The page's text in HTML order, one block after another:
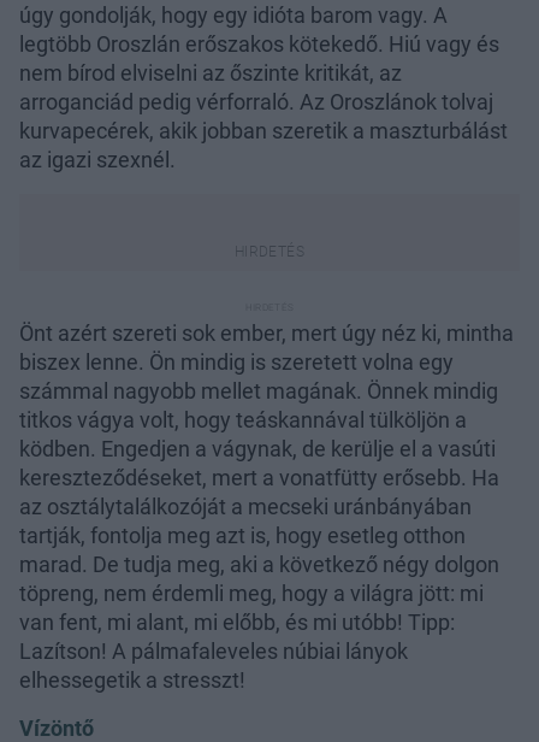
úgy gondolják, hogy egy idióta barom vagy. A
legtöbb Oroszlán erőszakos kötekedő. Hiú vagy és
nem bírod elviselni az őszinte kritikát, az
arroganciád pedig vérforraló. Az Oroszlánok tolvaj
kurvapecérek, akik jobban szeretik a maszturbálást
az igazi szexnél.
Önt azért szereti sok ember, mert úgy néz ki, mintha
biszex lenne. Ön mindig is szeretett volna egy
számmal nagyobb mellet magának. Önnek mindig
titkos vágya volt, hogy teáskannával tülköljön a
ködben. Engedjen a vágynak, de kerülje el a vasúti
kereszteződéseket, mert a vonatfütty erősebb. Ha
az osztálytalálkozóját a mecseki uránbányában
tartják, fontolja meg azt is, hogy esetleg otthon
marad. De tudja meg, aki a következő négy dolgon
töpreng, nem érdemli meg, hogy a világra jött: mi
van fent, mi alant, mi előbb, és mi utóbb! Tipp:
Lazítson! A pálmafaleveles núbiai lányok
elhessegetik a stresszt!
Vízöntő